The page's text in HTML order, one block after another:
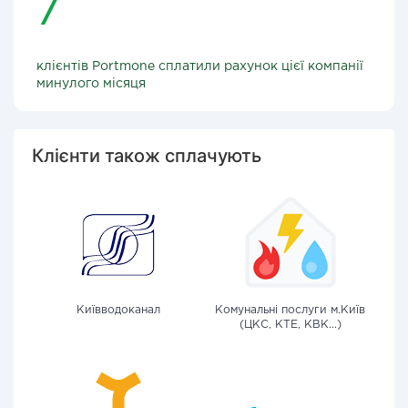
клієнтів Portmone сплатили рахунок цієї компанії
минулого місяця
Клієнти також сплачують
Київводоканал
Комунальні послуги м.Київ
(ЦКС, КТЕ, КВК...)